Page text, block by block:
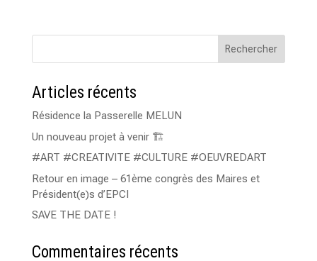
Rechercher
Articles récents
Résidence la Passerelle MELUN
Un nouveau projet à venir 🏗️
#ART #CREATIVITE #CULTURE #OEUVREDART
Retour en image – 61ème congrès des Maires et
Président(e)s d’EPCI
SAVE THE DATE !
Commentaires récents